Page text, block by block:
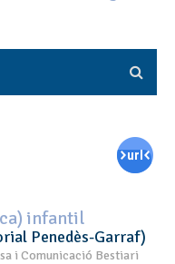
infantil
Penedès-Garraf)
i Comunicació Bestiari